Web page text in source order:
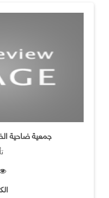
جمعية ضاحية